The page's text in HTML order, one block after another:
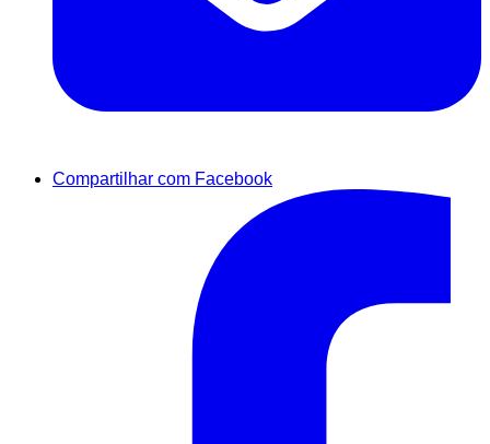
Compartilhar com Facebook